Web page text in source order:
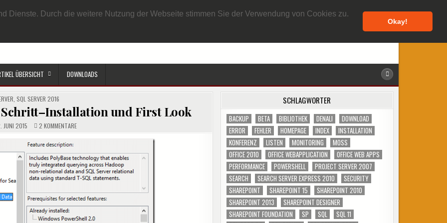
Dienste. Durch die weitere Nutzung der Webseite stimmen Sie der Verwendung von Cookies zu.
Okay!
BENUTZER DATENSCHUTZRICHTLINIE IMPRESSUM SAMPLE PAGE 7. AUGUST 2026
ÜBERSICHT DOWNLOADS
SQL SERVER 2016
Schritt–Installation und First Look
JUNI 2015 2 KOMMENTAREZU
SQL
FÜR
SCHRITT–
INSTALLATION
UND
FIRST
SCHLAGWÖRTER
BACKUP BETA BIBLIOTHEK DENALI
DOWNLOAD
ERROR
FEHLER HOMEPAGE INDEX
INSTALLATION
KONFERENZ
LISTEN MONITORING
MOSS
OFFICE 2010
OFFICE WEBAPPLICATION
OFFICE WEB APPS
PERFORMANCE
POWERSHELL
PROJECT SERVER 2007
SEARCH
SEARCH SERVER EXPRESS 2010
SECURITY
SHAREPOINT
SHAREPOINT 15
SHAREPOINT 2010
SHAREPOINT 2013
SHAREPOINT DESIGNER
SHAREPOINT FOUNDATION
SP SQL
SQL 11